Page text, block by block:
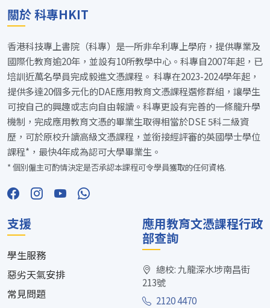
關於 科專HKIT
香港科技專上書院（科專）是一所非牟利專上學府，提供專業及
國際化教育逾20年，並設有10所教學中心。科專自2007年起，已
培訓近萬名學員完成毅進文憑課程。 科專在2023-2024學年起，
提供多達20個多元化的DAE應用教育文憑課程選修群組，讓學生
可按自己的興趣或志向自由報讀。科專更設有完善的一條龍升學
機制，完成應用教育文憑的畢業生取得相當於DSE 5科二級資
歷，可於原校升讀高級文憑課程，並銜接經評審的英國學士學位
課程*，最快4年成為認可大學畢業生。
* 個別僱主可酌情決定是否承認本課程可令學員獲取的任何資格.
支援
學生服務
惡劣天氣安排
常見問題
應用教育文憑課程行政
部查詢
總校: 九龍深水埗南昌街
213號
2120 4470